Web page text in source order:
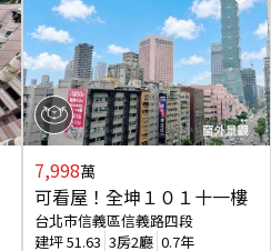
7,998萬
可看屋！全坤１０１十一樓
台北市信義區信義路四段
建坪51.63 3房2廳 0.7年